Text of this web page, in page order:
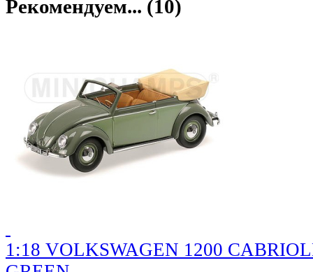
Рекомендуем... (10)
1:18 VOLKSWAGEN 1200